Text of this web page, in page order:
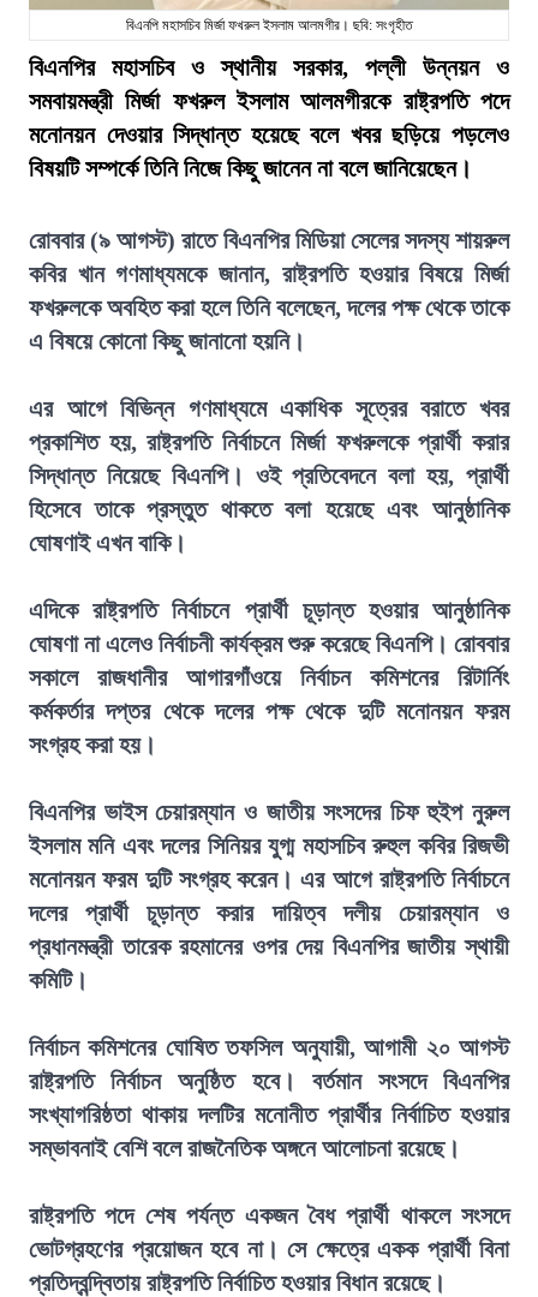
বিএনপি মহাসচিব মির্জা ফখরুল ইসলাম আলমগীর। ছবি: সংগৃহীত
বিএনপির মহাসচিব ও স্থানীয় সরকার, পল্লী উন্নয়ন ও
সমবায়মন্ত্রী মির্জা ফখরুল ইসলাম আলমগীরকে রাষ্ট্রপতি পদে
মনোনয়ন দেওয়ার সিদ্ধান্ত হয়েছে বলে খবর ছড়িয়ে পড়লেও
বিষয়টি সম্পর্কে তিনি নিজে কিছু জানেন না বলে জানিয়েছেন।
রোববার (৯ আগস্ট) রাতে বিএনপির মিডিয়া সেলের সদস্য শায়রুল
কবির খান গণমাধ্যমকে জানান, রাষ্ট্রপতি হওয়ার বিষয়ে মির্জা
ফখরুলকে অবহিত করা হলে তিনি বলেছেন, দলের পক্ষ থেকে তাকে
এ বিষয়ে কোনো কিছু জানানো হয়নি।
এর আগে বিভিন্ন গণমাধ্যমে একাধিক সূত্রের বরাতে খবর
প্রকাশিত হয়, রাষ্ট্রপতি নির্বাচনে মির্জা ফখরুলকে প্রার্থী করার
সিদ্ধান্ত নিয়েছে বিএনপি। ওই প্রতিবেদনে বলা হয়, প্রার্থী
হিসেবে তাকে প্রস্তুত থাকতে বলা হয়েছে এবং আনুষ্ঠানিক
ঘোষণাই এখন বাকি।
এদিকে রাষ্ট্রপতি নির্বাচনে প্রার্থী চূড়ান্ত হওয়ার আনুষ্ঠানিক
ঘোষণা না এলেও নির্বাচনী কার্যক্রম শুরু করেছে বিএনপি। রোববার
সকালে রাজধানীর আগারগাঁওয়ে নির্বাচন কমিশনের রিটার্নিং
কর্মকর্তার দপ্তর থেকে দলের পক্ষ থেকে দুটি মনোনয়ন ফরম
সংগ্রহ করা হয়।
বিএনপির ভাইস চেয়ারম্যান ও জাতীয় সংসদের চিফ হুইপ নুরুল
ইসলাম মনি এবং দলের সিনিয়র যুগ্ম মহাসচিব রুহুল কবির রিজভী
মনোনয়ন ফরম দুটি সংগ্রহ করেন। এর আগে রাষ্ট্রপতি নির্বাচনে
দলের প্রার্থী চূড়ান্ত করার দায়িত্ব দলীয় চেয়ারম্যান ও
প্রধানমন্ত্রী তারেক রহমানের ওপর দেয় বিএনপির জাতীয় স্থায়ী
কমিটি।
নির্বাচন কমিশনের ঘোষিত তফসিল অনুযায়ী, আগামী ২০ আগস্ট
রাষ্ট্রপতি নির্বাচন অনুষ্ঠিত হবে। বর্তমান সংসদে বিএনপির
সংখ্যাগরিষ্ঠতা থাকায় দলটির মনোনীত প্রার্থীর নির্বাচিত হওয়ার
সম্ভাবনাই বেশি বলে রাজনৈতিক অঙ্গনে আলোচনা রয়েছে।
রাষ্ট্রপতি পদে শেষ পর্যন্ত একজন বৈধ প্রার্থী থাকলে সংসদে
ভোটগ্রহণের প্রয়োজন হবে না। সে ক্ষেত্রে একক প্রার্থী বিনা
প্রতিদ্বন্দ্বিতায় রাষ্ট্রপতি নির্বাচিত হওয়ার বিধান রয়েছে।